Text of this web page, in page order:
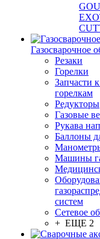
Газосварочное
Резаки
Горелки
Запчасти
горелкам
Редукторы
Газовые
Рукава
Баллоны
Машины
систем
Сетевое
+ ЕЩЕ 2